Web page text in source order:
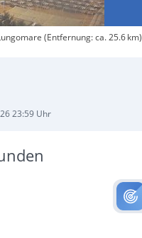
(Entfernung: ca. 25.6 km)
23:59 Uhr